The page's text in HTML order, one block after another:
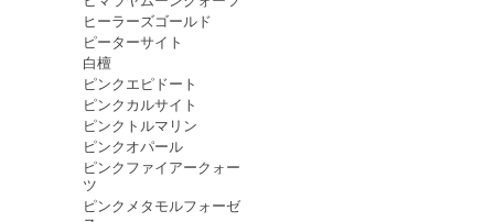
ヒーラーズゴールド
ピーターサイト
白檀
ピンクエピドート
ピンクカルサイト
ピンクトルマリン
ピンクオパール
ピンクファイアークォー
ツ
ピンクメタモルフォーゼ